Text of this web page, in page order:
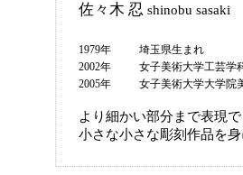
佐々木 忍 shinobu sasaki
1979年
埼玉県生まれ
2002年
女子美術大学工芸学
2005年
女子美術大学大学院
より細かい部分まで表現
小さな小さな彫刻作品を